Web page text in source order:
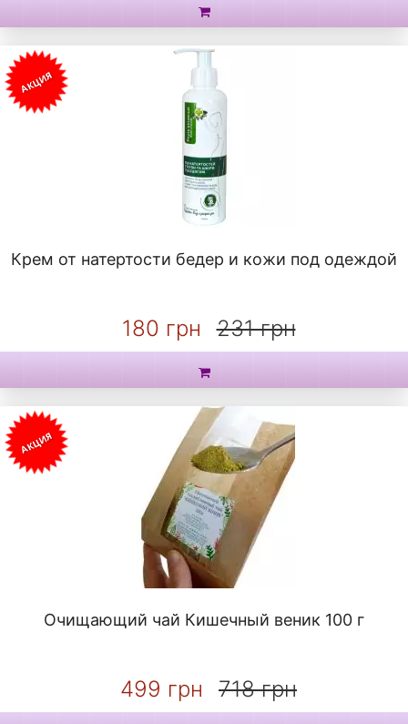
Крем от натертости бедер и кожи под одеждой
АКЦИЯ
180 грн 231 грн
Очищающий чай Кишечный веник 100 г
АКЦИЯ
499 грн 718 грн